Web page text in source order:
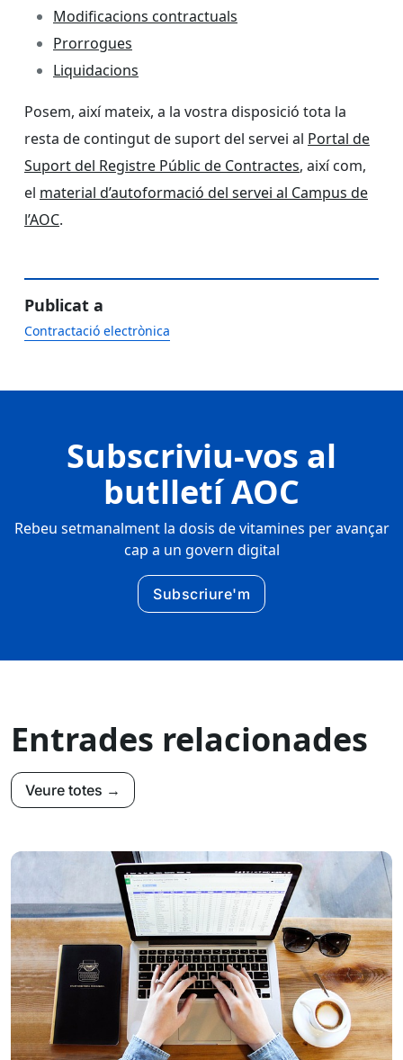
Modificacions contractuals
Prorrogues
Liquidacions
Posem, així mateix, a la vostra disposició tota la
resta de contingut de suport del servei al Portal de
Suport del Registre Públic de Contractes, així com,
el material d’autoformació del servei al Campus de
l’AOC.
Publicat a
Contractació electrònica
Subscriviu-vos al
butlletí AOC
Rebeu setmanalment la dosis de vitamines per avançar
cap a un govern digital
Subscriure'm
Entrades relacionades
Veure totes →